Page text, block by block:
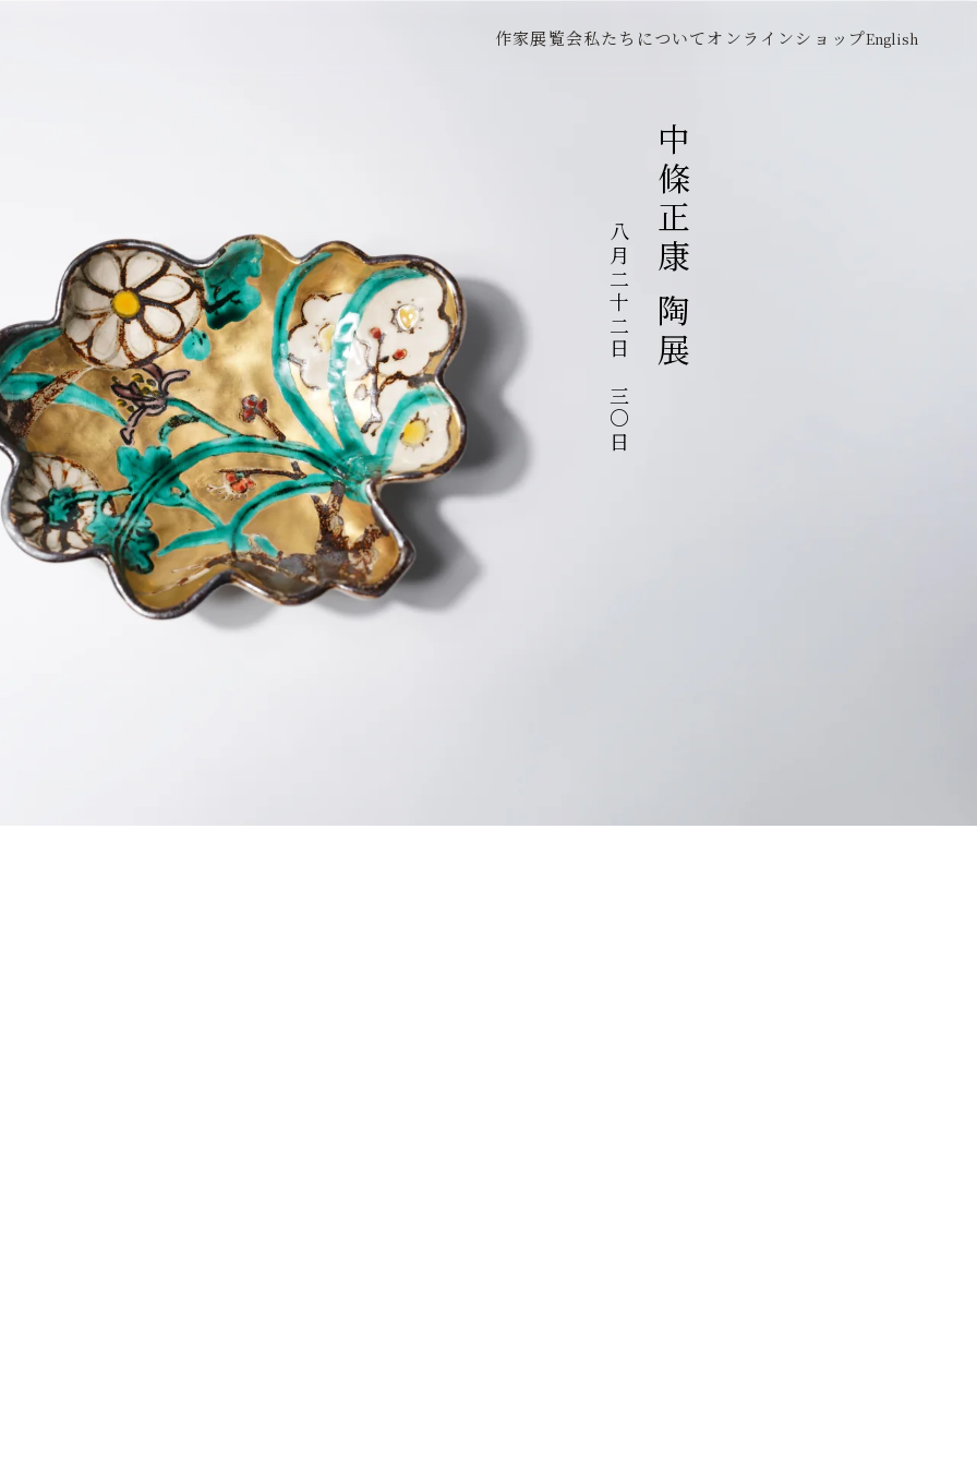
作家展覧会私たちについてオンラインショップEnglish
中條正康 陶展
八月二十二日～三〇日